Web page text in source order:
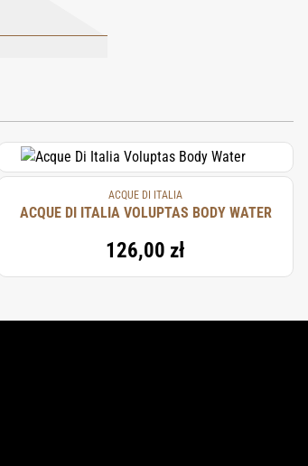
ACQUE DI ITALIA
ACQUE DI ITALIA VOLUPTAS BODY WATER
126,00 zł